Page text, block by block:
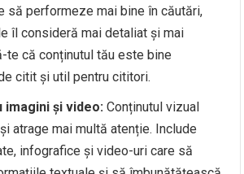
să performeze mai bine în căutări,
îl consideră mai detaliat și mai
te că conținutul tău este bine
citit și util pentru cititori.
imagini și video: Conținutul vizual
atrage mai multă atenție. Include
infografice și video-uri care să